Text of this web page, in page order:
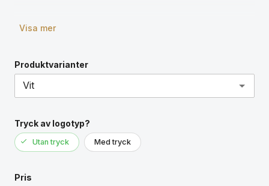
Visa mer
Produktvarianter
Tryck av logotyp?
Utan tryck Med tryck
Pris